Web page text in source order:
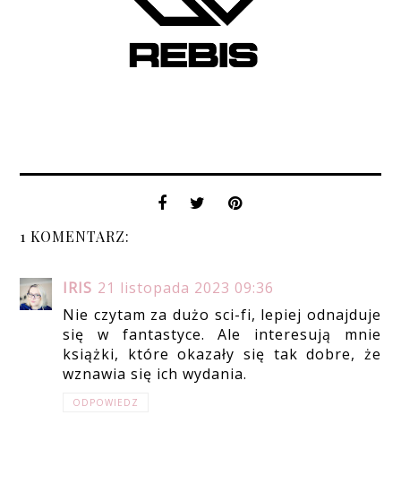
1 KOMENTARZ:
IRIS 21 listopada 2023 09:36
Nie czytam za dużo sci-fi, lepiej odnajduje
się w fantastyce. Ale interesują mnie
książki, które okazały się tak dobre, że
wznawia się ich wydania.
ODPOWIEDZ